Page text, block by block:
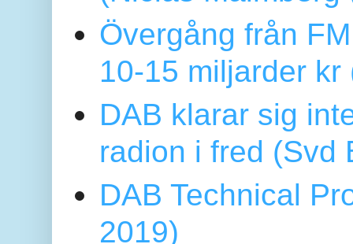
Övergång från
10-15 miljarder kr
DAB klarar sig
radion i fred (Svd
DAB Technical
2019)